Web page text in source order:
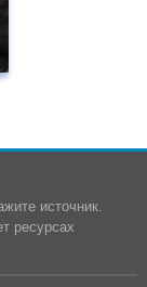
источник.
ресурсах